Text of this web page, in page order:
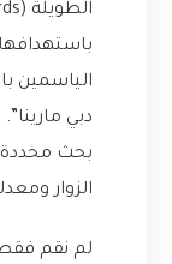
الياسمين
دبي
بحث محددة
الزوار
لم نقم